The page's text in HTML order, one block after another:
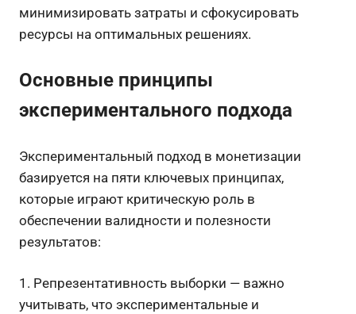
минимизировать затраты и сфокусировать
ресурсы на оптимальных решениях.
Основные принципы
экспериментального подхода
Экспериментальный подход в монетизации
базируется на пяти ключевых принципах,
которые играют критическую роль в
обеспечении валидности и полезности
результатов:
1. Репрезентативность выборки — важно
учитывать, что экспериментальные и